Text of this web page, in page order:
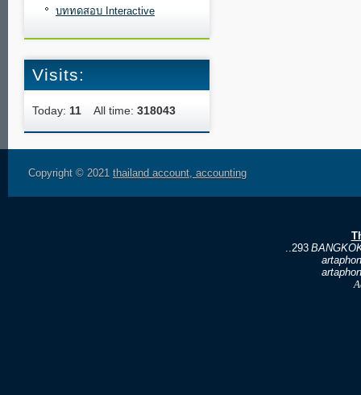
บททดสอบ Interactive
Visits:
Today: 11 All time: 318043
Copyright © 2021 thailand account, accounting
..293